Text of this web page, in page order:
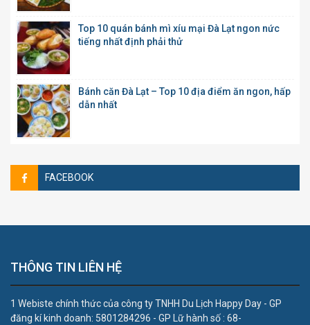
Top 10 quán bánh mì xíu mại Đà Lạt ngon nức
tiếng nhất định phải thử
Bánh căn Đà Lạt – Top 10 địa điểm ăn ngon, hấp
dẫn nhất
FACEBOOK
THÔNG TIN LIÊN HỆ
1 Webiste chính thức của công ty TNHH Du Lịch Happy Day - GP
đăng kí kinh doanh: 5801284296 - GP Lữ hành số : 68-